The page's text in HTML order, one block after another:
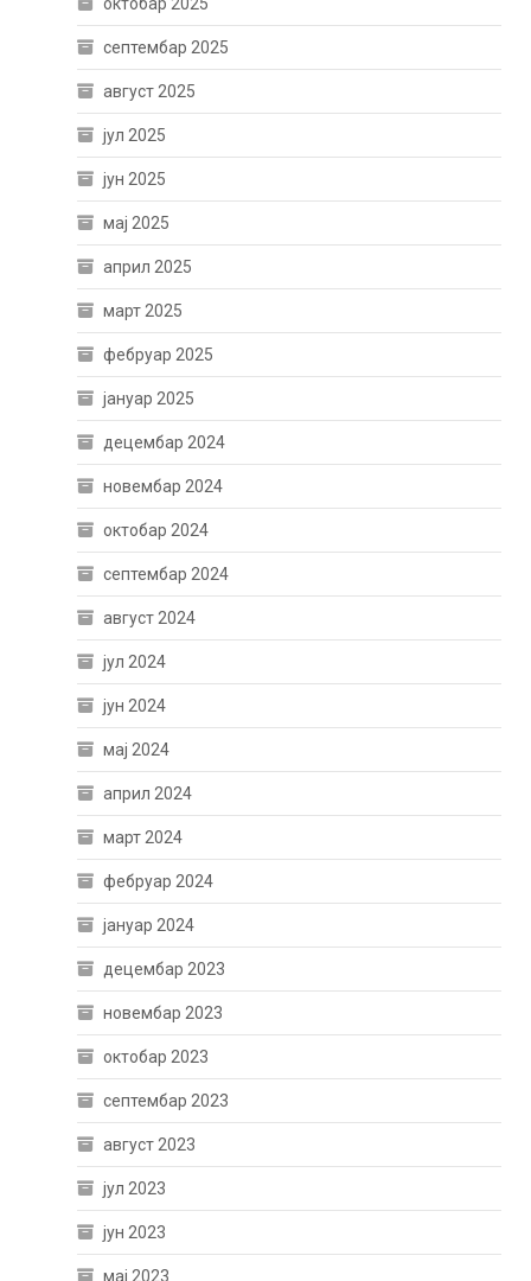
септембар 2025
август 2025
јул 2025
јун 2025
мај 2025
април 2025
март 2025
фебруар 2025
јануар 2025
децембар 2024
новембар 2024
октобар 2024
септембар 2024
август 2024
јул 2024
јун 2024
мај 2024
април 2024
март 2024
фебруар 2024
јануар 2024
децембар 2023
новембар 2023
октобар 2023
септембар 2023
август 2023
јул 2023
јун 2023
мај 2023